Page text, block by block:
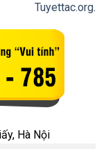
Tuyettac.org.